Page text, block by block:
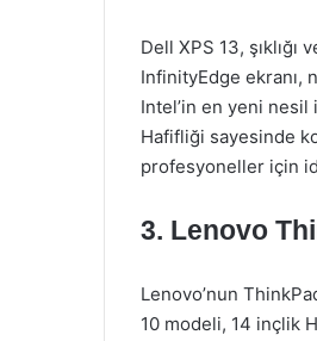
Dell XPS 13,
InfinityEdge ekranı,
Intel’in en yeni
Hafifliği sayesinde
profesyoneller için
3. Lenovo
Lenovo’nun
10 modeli, 14 inçlik